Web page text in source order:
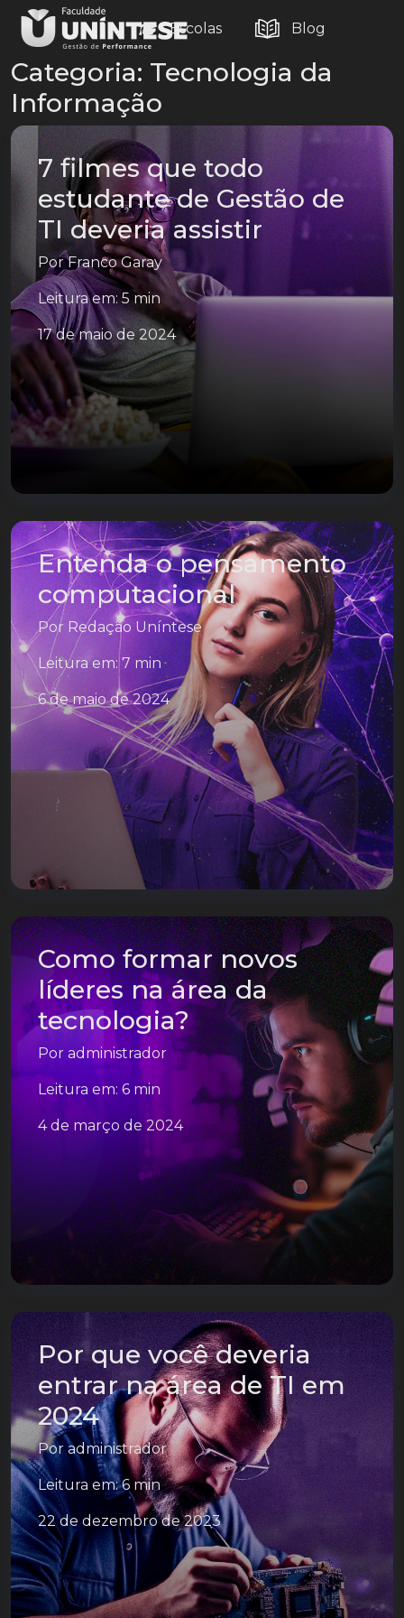
Escolas Blog
Categoria: Tecnologia da
Informação
7 filmes que todo
estudante de Gestão de
TI deveria assistir
PorFranco Garay
Leitura em: 5 min
17 de maio de 2024
Entenda o pensamento
computacional
Por Redação Uníntese
Leitura em: 7 min
6 de maio de 2024
Como formar novos
líderes na área da
tecnologia?
Por administrador
Leitura em: 6 min
4 de março de 2024
Por que você deveria
entrar na área de TI em
2024
Poradministrador
Leitura em: 6 min
22 de dezembro de 2023